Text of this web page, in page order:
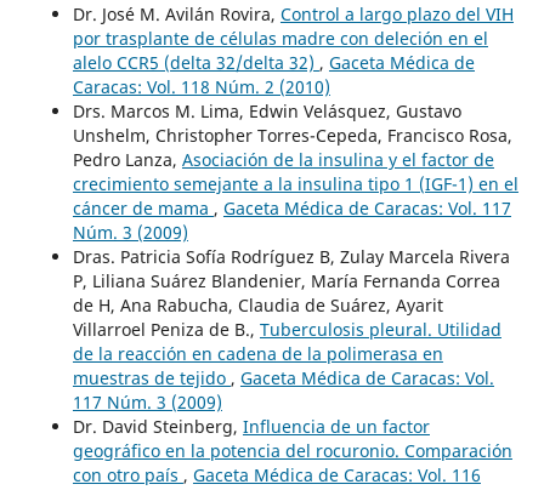
Dr. José M. Avilán Rovira, Control a largo plazo del VIH
por trasplante de células madre con deleción en el
alelo CCR5 (delta 32/delta 32) , Gaceta Médica de
Caracas: Vol. 118 Núm. 2 (2010)
Drs. Marcos M. Lima, Edwin Velásquez, Gustavo
Unshelm, Christopher Torres-Cepeda, Francisco Rosa,
Pedro Lanza, Asociación de la insulina y el factor de
crecimiento semejante a la insulina tipo 1 (IGF-1) en el
cáncer de mama , Gaceta Médica de Caracas: Vol. 117
Núm. 3 (2009)
Dras. Patricia Sofía Rodríguez B, Zulay Marcela Rivera
P, Liliana Suárez Blandenier, María Fernanda Correa
de H, Ana Rabucha, Claudia de Suárez, Ayarit
Villarroel Peniza de B., Tuberculosis pleural. Utilidad
de la reacción en cadena de la polimerasa en
muestras de tejido , Gaceta Médica de Caracas: Vol.
117 Núm. 3 (2009)
Dr. David Steinberg, Influencia de un factor
geográfico en la potencia del rocuronio. Comparación
con otro país , Gaceta Médica de Caracas: Vol. 116